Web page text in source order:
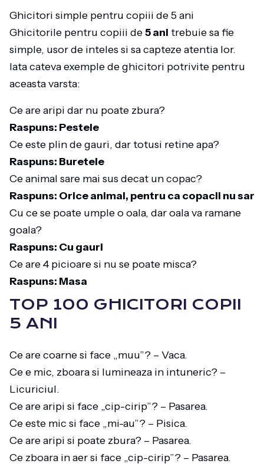
Ghicitori simple pentru copiii de 5 ani
Ghicitorile pentru copiii de5 ani trebuie sa fie
simple, usor de inteles si sa capteze atentia lor.
Iata cateva exemple de ghicitori potrivite pentru
aceasta varsta:
Ce are aripi dar nu poate zbura?
Raspuns: Pestele
Ce este plin de gauri, dar totusi retine apa?
Raspuns: Buretele
Ce animal sare mai sus decat un copac?
Raspuns: Orice animal, pentru ca copacii nu sar
Cu ce se poate umple o oala, dar oala va ramane
goala?
Raspuns: Cu gauri
Ce are 4 picioare si nu se poate misca?
Raspuns: Masa
TOP 100 GHICITORI COPII
5 ANI
Ce are coarne si face „muu”? – Vaca.
Ce e mic, zboara si lumineaza in intuneric? –
Licuriciul.
Ce are aripi si face „cip-cirip”? – Pasarea.
Ce este mic si face „mi-au”? – Pisica.
Ce are aripi si poate zbura? – Pasarea.
Ce zboara in aer si face „cip-cirip”? – Pasarea.